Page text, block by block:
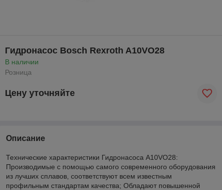
Гидронасос Bosch Rexroth A10VO28
В наличии
Розница
Цену уточняйте
Описание
Технические характеристики Гидронасоса A10VO28:
Производимые с помощью самого современного оборудования
из лучших сплавов, соответствуют всем известным
профильным стандартам качества; Обладают повышенной